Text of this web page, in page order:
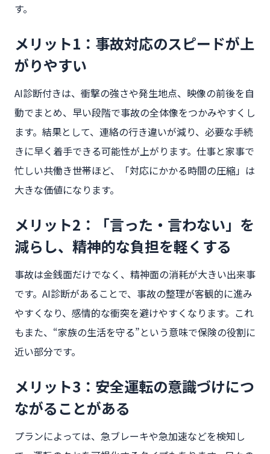
す。
メリット1：事故対応のスピードが上
がりやすい
AI診断付きは、衝撃の強さや発生地点、映像の前後を自
動でまとめ、早い段階で事故の全体像をつかみやすくし
ます。結果として、連絡の行き違いが減り、必要な手続
きに早く着手できる可能性が上がります。仕事と家事で
忙しい共働き世帯ほど、「対応にかかる時間の圧縮」は
大きな価値になります。
メリット2：「言った・言わない」を
減らし、精神的な負担を軽くする
事故は金銭面だけでなく、精神面の消耗が大きい出来事
です。AI診断があることで、事故の整理が客観的に進み
やすくなり、感情的な衝突を避けやすくなります。これ
もまた、“家族の生活を守る”という意味で保険の役割に
近い部分です。
メリット3：安全運転の意識づけにつ
ながることがある
プランによっては、急ブレーキや急加速などを検知し